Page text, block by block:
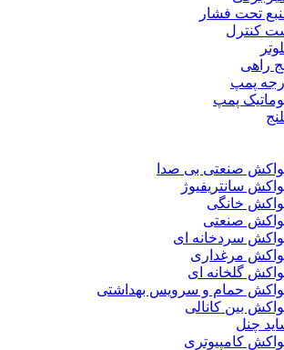
تحت فشار
کنترل
راهی
پمپ
پمپ
صنعتی بی صدا
سانتریفیوژ
خانگی
صنعتی
سردخانه ای
مرغداری
گلخانه ای
حمام و سرویس بهداشتی
بین کانالی
چنل
کامپیوتری